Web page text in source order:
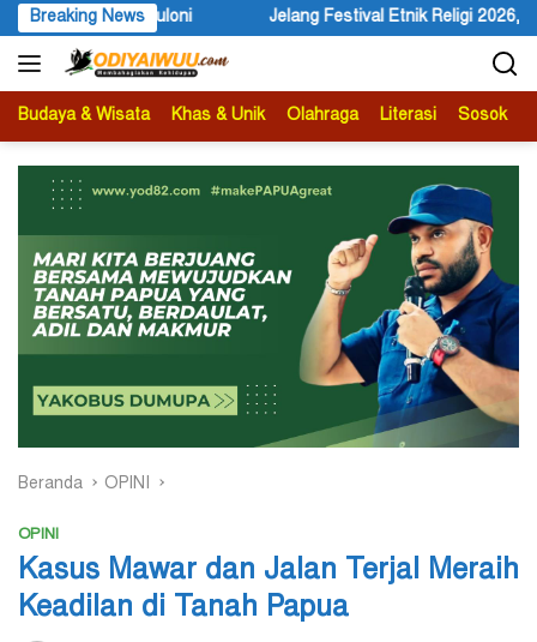
Langsung
ke
konten
Breaking NewsJelang Festival Etnik Religi 2026, Bupati Wandik
Budaya & Wisata Khas & Unik Olahraga Literasi Sosok
Beranda OPINI
OPINI
Kasus Mawar dan Jalan Terjal Meraih
Keadilan di Tanah Papua